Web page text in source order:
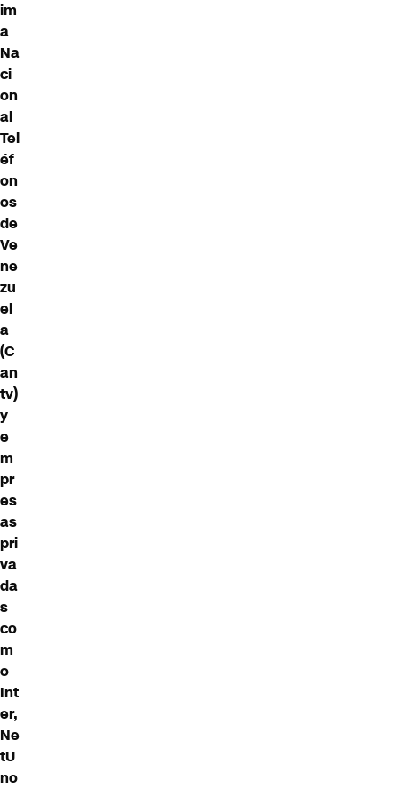
im
a
Na
ci
on
al
Tel
éf
on
os
de
Ve
ne
zu
el
a
(C
an
tv)
y
e
m
pr
es
as
pri
va
da
s
co
m
o
Int
er,
Ne
tU
no